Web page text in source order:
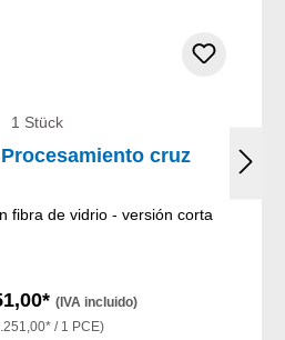
1 Stück
cruz
fibra de vidrio - versión corta
(IVA incluido)
/ 1 PCE)